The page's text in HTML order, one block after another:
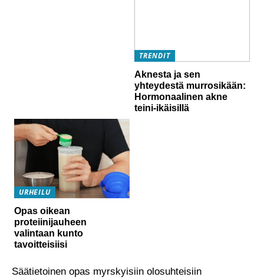
TRENDIT
Aknesta ja sen
yhteydestä murrosikään:
Hormonaalinen akne
teini-ikäisillä
URHEILU
Opas oikean
proteiinijauheen
valintaan kunto
tavoitteisiisi
Säätietoinen opas myrskyisiin olosuhteisiin